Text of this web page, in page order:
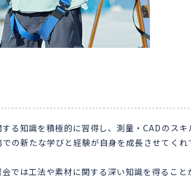
る知識を積極的に習得し、測量・CADのスキ
の新たな学びと経験が自身を成長させてくれ
では工法や素材に関する深い知識を得ること